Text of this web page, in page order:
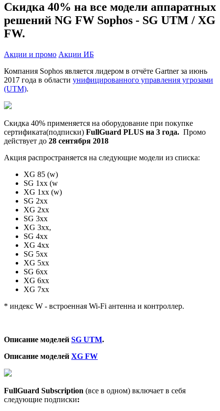
Скидка 40% на все модели аппаратных
решений NG FW Sophos - SG UTM / XG
FW.
Акции и промо Акции ИБ
Компания Sophos является лидером в отчёте Gartner за июнь
2017 года в области унифицированного управления угрозами
(UTM).
Скидка 40% применяется на оборудование при покупке
сертификата(подписки) FullGuard PLUS на 3 года. Промо
действует до 28 сентября 2018
Акция распространяется на следующие модели из списка:
XG 85 (w)
SG 1xx (w
XG 1xx (w)
SG 2xx
XG 2xx
SG 3xx
XG 3xx,
SG 4xx
XG 4xx
SG 5xx
XG 5xx
SG 6xx
XG 6xx
XG 7xx
* индекс W - встроенная Wi-Fi антенна и контроллер.
Описание моделей SG UTM.
Описание моделей XG FW
FullGuard Subscription (все в одном) включает в себя
следующие подписки: